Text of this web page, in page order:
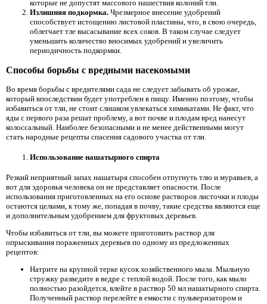
которые не допустят массового нашествия колоний тли.
Излишняя подкормка. Чрезмерное внесение удобрений
способствует истощению листовой пластины, что, в свою очередь,
облегчает тле высасывание всех соков. В таком случае следует
уменьшить количество вносимых удобрений и увеличить
периодичность подкормки.
Способы борьбы с вредными насекомыми
Во время борьбы с вредителями сада не следует забывать об урожае,
который впоследствии будет употреблен в пищу. Именно поэтому, чтобы
избавиться от тли, не стоит слишком увлекаться химикатами. Не факт, что
яды с первого раза решат проблему, а вот почве и плодам вред нанесут
колоссальный. Наиболее безопасными и не менее действенными могут
стать народные рецепты спасения садового участка от тли.
Использование нашатырного спирта
Резкий неприятный запах нашатыря способен отпугнуть тлю и муравьев, а
вот для здоровья человека он не представляет опасности. После
использования приготовленных на его основе растворов листочки и плоды
остаются целыми, к тому же, попадая в почву, такие средства являются еще
и дополнительным удобрением для фруктовых деревьев.
Чтобы избавиться от тли, вы можете приготовить раствор для
опрыскивания пораженных деревьев по одному из предложенных
рецептов:
Натрите на крупной терке кусок хозяйственного мыла. Мыльную
стружку разведите в ведре с теплой водой. После того, как мыло
полностью разойдется, влейте в раствор 50 мл нашатырного спирта.
Полученный раствор перелейте в емкости с пульверизатором и